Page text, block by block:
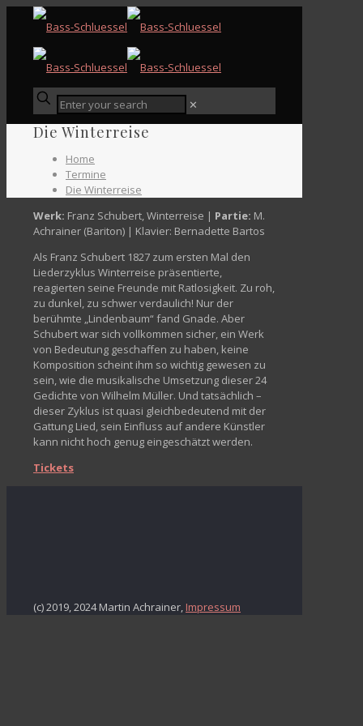
✕
Die Winterreise
Home
Termine
Die Winterreise
Werk: Franz Schubert, Winterreise | Partie: M.
Achrainer (Bariton) | Klavier: Bernadette Bartos
Als Franz Schubert 1827 zum ersten Mal den
Liederzyklus Winterreise präsentierte,
reagierten seine Freunde mit Ratlosigkeit. Zu roh,
zu dunkel, zu schwer verdaulich! Nur der
berühmte „Lindenbaum“ fand Gnade. Aber
Schubert war sich vollkommen sicher, ein Werk
von Bedeutung geschaffen zu haben, keine
Komposition scheint ihm so wichtig gewesen zu
sein, wie die musikalische Umsetzung dieser 24
Gedichte von Wilhelm Müller. Und tatsächlich –
dieser Zyklus ist quasi gleichbedeutend mit der
Gattung Lied, sein Einfluss auf andere Künstler
kann nicht hoch genug eingeschätzt werden.
Tickets
(c) 2019, 2024 Martin Achrainer,Impressum